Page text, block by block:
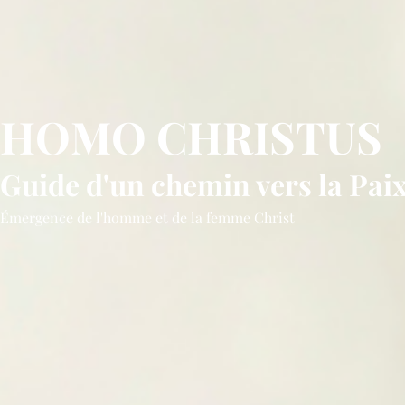
HOMO CHRISTUS
Guide d'un chemin vers la
Émergence de l'homme et de la femme Christ